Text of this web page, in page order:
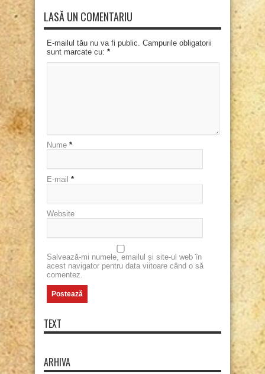
LASĂ UN COMENTARIU
E-mailul tău nu va fi public. Campurile obligatorii
sunt marcate cu: *
Nume *
E-mail *
Website
Salvează-mi numele, emailul și site-ul web în
acest navigator pentru data viitoare când o să
comentez.
TEXT
ARHIVA